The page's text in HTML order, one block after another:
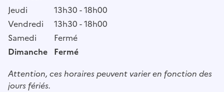
Jeudi
13h30 - 18h00
Vendredi
13h30 - 18h00
Samedi
Fermé
Dimanche Fermé
Attention, ces horaires peuvent varier en fonction des
jours fériés.